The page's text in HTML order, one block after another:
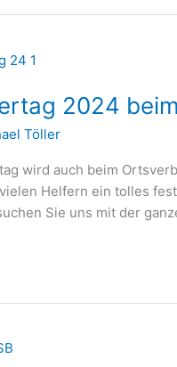
2024
Töller
wird auch beim
Helfern ein tolles
Sie uns mit der